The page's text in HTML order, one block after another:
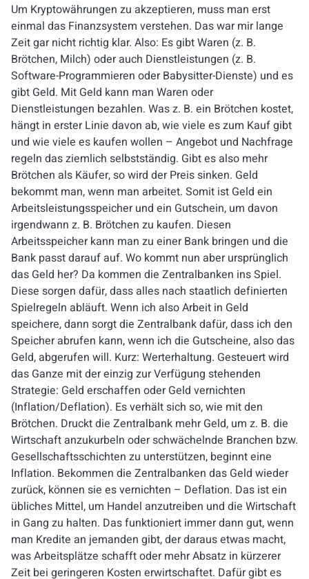
Um Kryptowährungen zu akzeptieren, muss man erst
einmal das Finanzsystem verstehen. Das war mir lange
Zeit gar nicht richtig klar. Also: Es gibt Waren (z. B.
Brötchen, Milch) oder auch Dienstleistungen (z. B.
Software-Programmieren oder Babysitter-Dienste) und es
gibt Geld. Mit Geld kann man Waren oder
Dienstleistungen bezahlen. Was z. B. ein Brötchen kostet,
hängt in erster Linie davon ab, wie viele es zum Kauf gibt
und wie viele es kaufen wollen – Angebot und Nachfrage
regeln das ziemlich selbstständig. Gibt es also mehr
Brötchen als Käufer, so wird der Preis sinken. Geld
bekommt man, wenn man arbeitet. Somit ist Geld ein
Arbeitsleistungsspeicher und ein Gutschein, um davon
irgendwann z. B. Brötchen zu kaufen. Diesen
Arbeitsspeicher kann man zu einer Bank bringen und die
Bank passt darauf auf. Wo kommt nun aber ursprünglich
das Geld her? Da kommen die Zentralbanken ins Spiel.
Diese sorgen dafür, dass alles nach staatlich definierten
Spielregeln abläuft. Wenn ich also Arbeit in Geld
speichere, dann sorgt die Zentralbank dafür, dass ich den
Speicher abrufen kann, wenn ich die Gutscheine, also das
Geld, abgerufen will. Kurz: Werterhaltung. Gesteuert wird
das Ganze mit der einzig zur Verfügung stehenden
Strategie: Geld erschaffen oder Geld vernichten
(Inflation/Deflation). Es verhält sich so, wie mit den
Brötchen. Druckt die Zentralbank mehr Geld, um z. B. die
Wirtschaft anzukurbeln oder schwächelnde Branchen bzw.
Gesellschaftsschichten zu unterstützen, beginnt eine
Inflation. Bekommen die Zentralbanken das Geld wieder
zurück, können sie es vernichten – Deflation. Das ist ein
übliches Mittel, um Handel anzutreiben und die Wirtschaft
in Gang zu halten. Das funktioniert immer dann gut, wenn
man Kredite an jemanden gibt, der daraus etwas macht,
was Arbeitsplätze schafft oder mehr Absatz in kürzerer
Zeit bei geringeren Kosten erwirtschaftet. Dafür gibt es